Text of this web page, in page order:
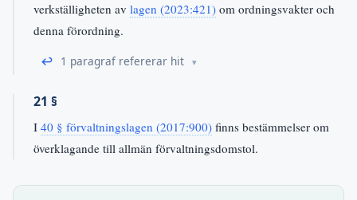
verkställigheten av lagen (2023:421) om ordningsvakter och
denna förordning.
↩ 1 paragraf refererar hit
21 §
I 40 § förvaltningslagen (2017:900) finns bestämmelser om
överklagande till allmän förvaltningsdomstol.